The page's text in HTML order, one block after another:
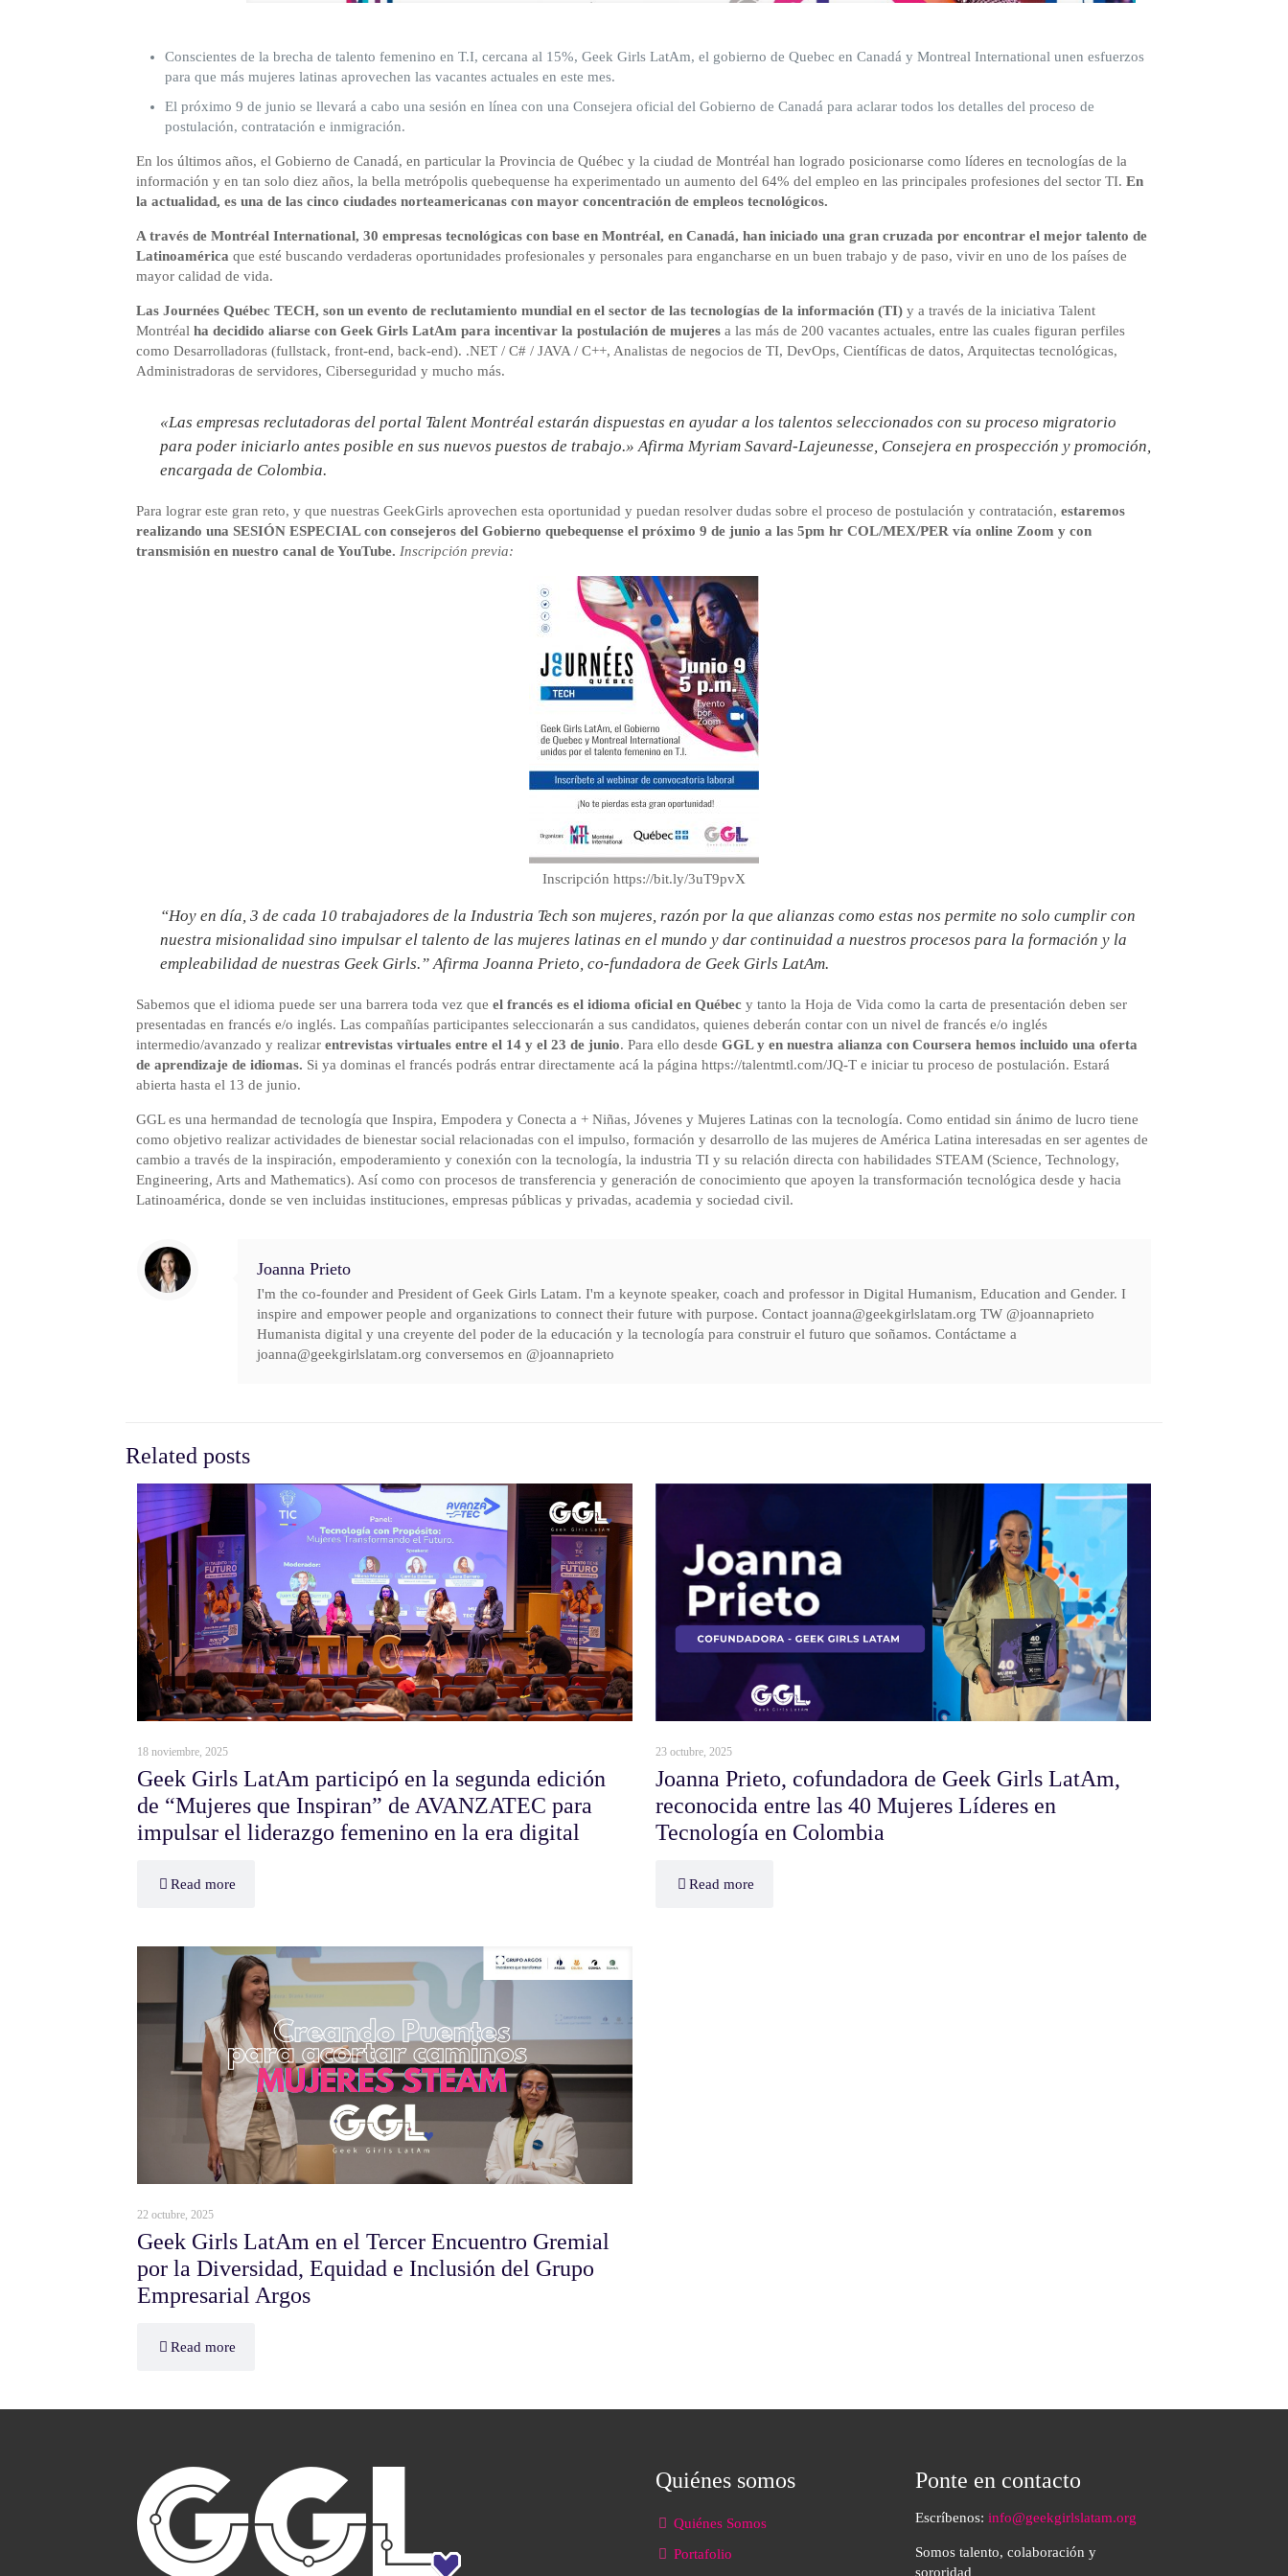
Conscientes de la brecha de talento femenino en T.I, cercana al 15%, Geek Girls LatAm, el gobierno de Quebec en Canadá y Montreal International unen esfuerzos
para que más mujeres latinas aprovechen las vacantes actuales en este mes.
El próximo 9 de junio se llevará a cabo una sesión en línea con una Consejera oficial del Gobierno de Canadá para aclarar todos los detalles del proceso de
postulación, contratación e inmigración.
En los últimos años, el Gobierno de Canadá, en particular la Provincia de Québec y la ciudad de Montréal han logrado posicionarse como líderes en tecnologías de la
información y en tan solo diez años, la bella metrópolis quebequense ha experimentado un aumento del 64% del empleo en las principales profesiones del sector TI. En
la actualidad, es una de las cinco ciudades norteamericanas con mayor concentración de empleos tecnológicos.
A través de Montréal International, 30 empresas tecnológicas con base en Montréal, en Canadá, han iniciado una gran cruzada por encontrar el mejor talento de
Latinoamérica que esté buscando verdaderas oportunidades profesionales y personales para engancharse en un buen trabajo y de paso, vivir en uno de los países de
mayor calidad de vida.
Las Journées Québec TECH, son un evento de reclutamiento mundial en el sector de las tecnologías de la información (TI)y a través de la iniciativa Talent
Montréal ha decidido aliarse con Geek Girls LatAm para incentivar la postulación de mujeresa las más de 200 vacantes actuales, entre las cuales figuran perfiles
como Desarrolladoras (fullstack, front-end, back-end). .NET / C# / JAVA / C++, Analistas de negocios de TI, DevOps, Científicas de datos, Arquitectas tecnológicas,
Administradoras de servidores, Ciberseguridad y mucho más.
«Las empresas reclutadoras del portal Talent Montréal estarán dispuestas en ayudar a los talentos seleccionados con su proceso migratorio
para poder iniciarlo antes posible en sus nuevos puestos de trabajo.» Afirma Myriam Savard-Lajeunesse, Consejera en prospección y promoción,
encargada de Colombia.
Para lograr este gran reto, y que nuestras GeekGirls aprovechen esta oportunidad y puedan resolver dudas sobre el proceso de postulación y contratación, estaremos
realizando una SESIÓN ESPECIAL con consejeros del Gobierno quebequense el próximo 9 de junio a las 5pm hr COL/MEX/PER vía online Zoom y con
transmisión en nuestro canal de YouTube. Inscripción previa:
Inscripción https://bit.ly/3uT9pvX
“Hoy en día, 3 de cada 10 trabajadores de la Industria Tech son mujeres, razón por la que alianzas como estas nos permite no solo cumplir con
nuestra misionalidad sino impulsar el talento de las mujeres latinas en el mundo y dar continuidad a nuestros procesos para la formación y la
empleabilidad de nuestras Geek Girls.” Afirma Joanna Prieto, co-fundadora de Geek Girls LatAm.
Sabemos que el idioma puede ser una barrera toda vez que el francés es el idioma oficial en Québec y tanto la Hoja de Vida como la carta de presentación deben ser
presentadas en francés e/o inglés. Las compañías participantes seleccionarán a sus candidatos, quienes deberán contar con un nivel de francés e/o inglés
intermedio/avanzado y realizar entrevistas virtuales entre el 14 y el 23 de junio. Para ello desde GGL y en nuestra alianza con Coursera hemos incluido una oferta
de aprendizaje de idiomas. Si ya dominas el francés podrás entrar directamente acá la página https://talentmtl.com/JQ-T e iniciar tu proceso de postulación. Estará
abierta hasta el 13 de junio.
GGL es una hermandad de tecnología que Inspira, Empodera y Conecta a + Niñas, Jóvenes y Mujeres Latinas con la tecnología. Como entidad sin ánimo de lucro tiene
como objetivo realizar actividades de bienestar social relacionadas con el impulso, formación y desarrollo de las mujeres de América Latina interesadas en ser agentes de
cambio a través de la inspiración, empoderamiento y conexión con la tecnología, la industria TI y su relación directa con habilidades STEAM (Science, Technology,
Engineering, Arts and Mathematics). Así como con procesos de transferencia y generación de conocimiento que apoyen la transformación tecnológica desde y hacia
Latinoamérica, donde se ven incluidas instituciones, empresas públicas y privadas, academia y sociedad civil.
Joanna Prieto
I'm the co-founder and President of Geek Girls Latam. I'm a keynote speaker, coach and professor in Digital Humanism, Education and Gender. I
inspire and empower people and organizations to connect their future with purpose. Contact joanna@geekgirlslatam.org TW @joannaprieto
Humanista digital y una creyente del poder de la educación y la tecnología para construir el futuro que soñamos. Contáctame a
joanna@geekgirlslatam.org conversemos en @joannaprieto
Related posts
18 noviembre, 2025
Geek Girls LatAm participó en la segunda edición
de “Mujeres que Inspiran” de AVANZATEC para
impulsar el liderazgo femenino en la era digital
Read more
23 octubre, 2025
Joanna Prieto, cofundadora de Geek Girls LatAm,
reconocida entre las 40 Mujeres Líderes en
Tecnología en Colombia
Read more
22 octubre, 2025
Geek Girls LatAm en el Tercer Encuentro Gremial
por la Diversidad, Equidad e Inclusión del Grupo
Empresarial Argos
Read more
Quiénes somos
Quiénes Somos
Portafolio
Ponte en contacto
Escríbenos: info@geekgirlslatam.org
Somos talento, colaboración y
sororidad